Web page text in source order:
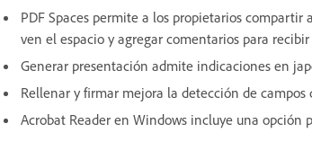
PDF Spaces permite a los propietarios
ven el espacio y agregar comentarios para
Generar presentación admite indicaciones en
Rellenar y firmar mejora la detección de
Acrobat Reader en Windows incluye una opción